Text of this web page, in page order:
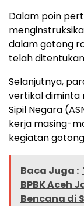
Dalam poin
dalam gotong
telah
Selanjutnya,
vertikal diminta
Sipil Negara
kerja masing-
kegiatan
Baca Juga :
BPBK Aceh
Bencana di